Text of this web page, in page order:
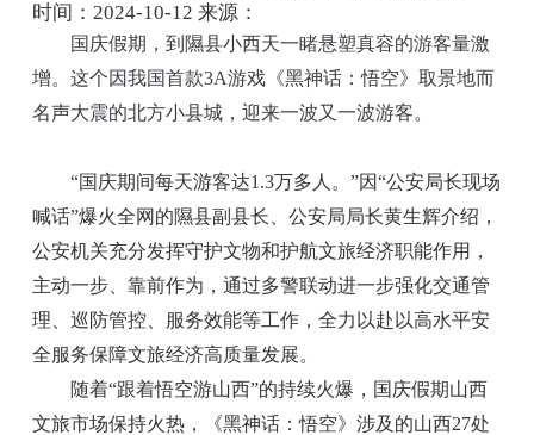
时间：2024-10-12来源：
国庆假期，到隰县小西天一睹悬塑真容的游客量激
增。这个因我国首款3A游戏《黑神话：悟空》取景地而
名声大震的北方小县城，迎来一波又一波游客。
“国庆期间每天游客达1.3万多人。”因“公安局长现场
喊话”爆火全网的隰县副县长、公安局局长黄生辉介绍，
公安机关充分发挥守护文物和护航文旅经济职能作用，
主动一步、靠前作为，通过多警联动进一步强化交通管
理、巡防管控、服务效能等工作，全力以赴以高水平安
全服务保障文旅经济高质量发展。
随着“跟着悟空游山西”的持续火爆，国庆假期山西
文旅市场保持火热，《黑神话：悟空》涉及的山西27处